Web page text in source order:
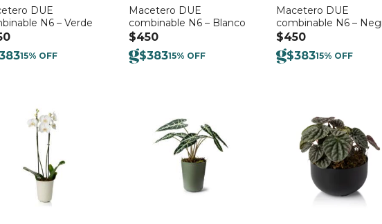
DUE
N6 – Verde
15% OFF
Macetero DUE
combinable N6 – Blanco
$450
$38315% OFF
Macetero DUE
combinable N6 –
$450
$38315% OFF